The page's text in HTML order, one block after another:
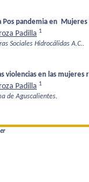
pandemia en Mujeres
Padilla 1
Sociales Hidrocálidas A.C..
violencias en las mujeres
Padilla 1
de Aguscalientes.